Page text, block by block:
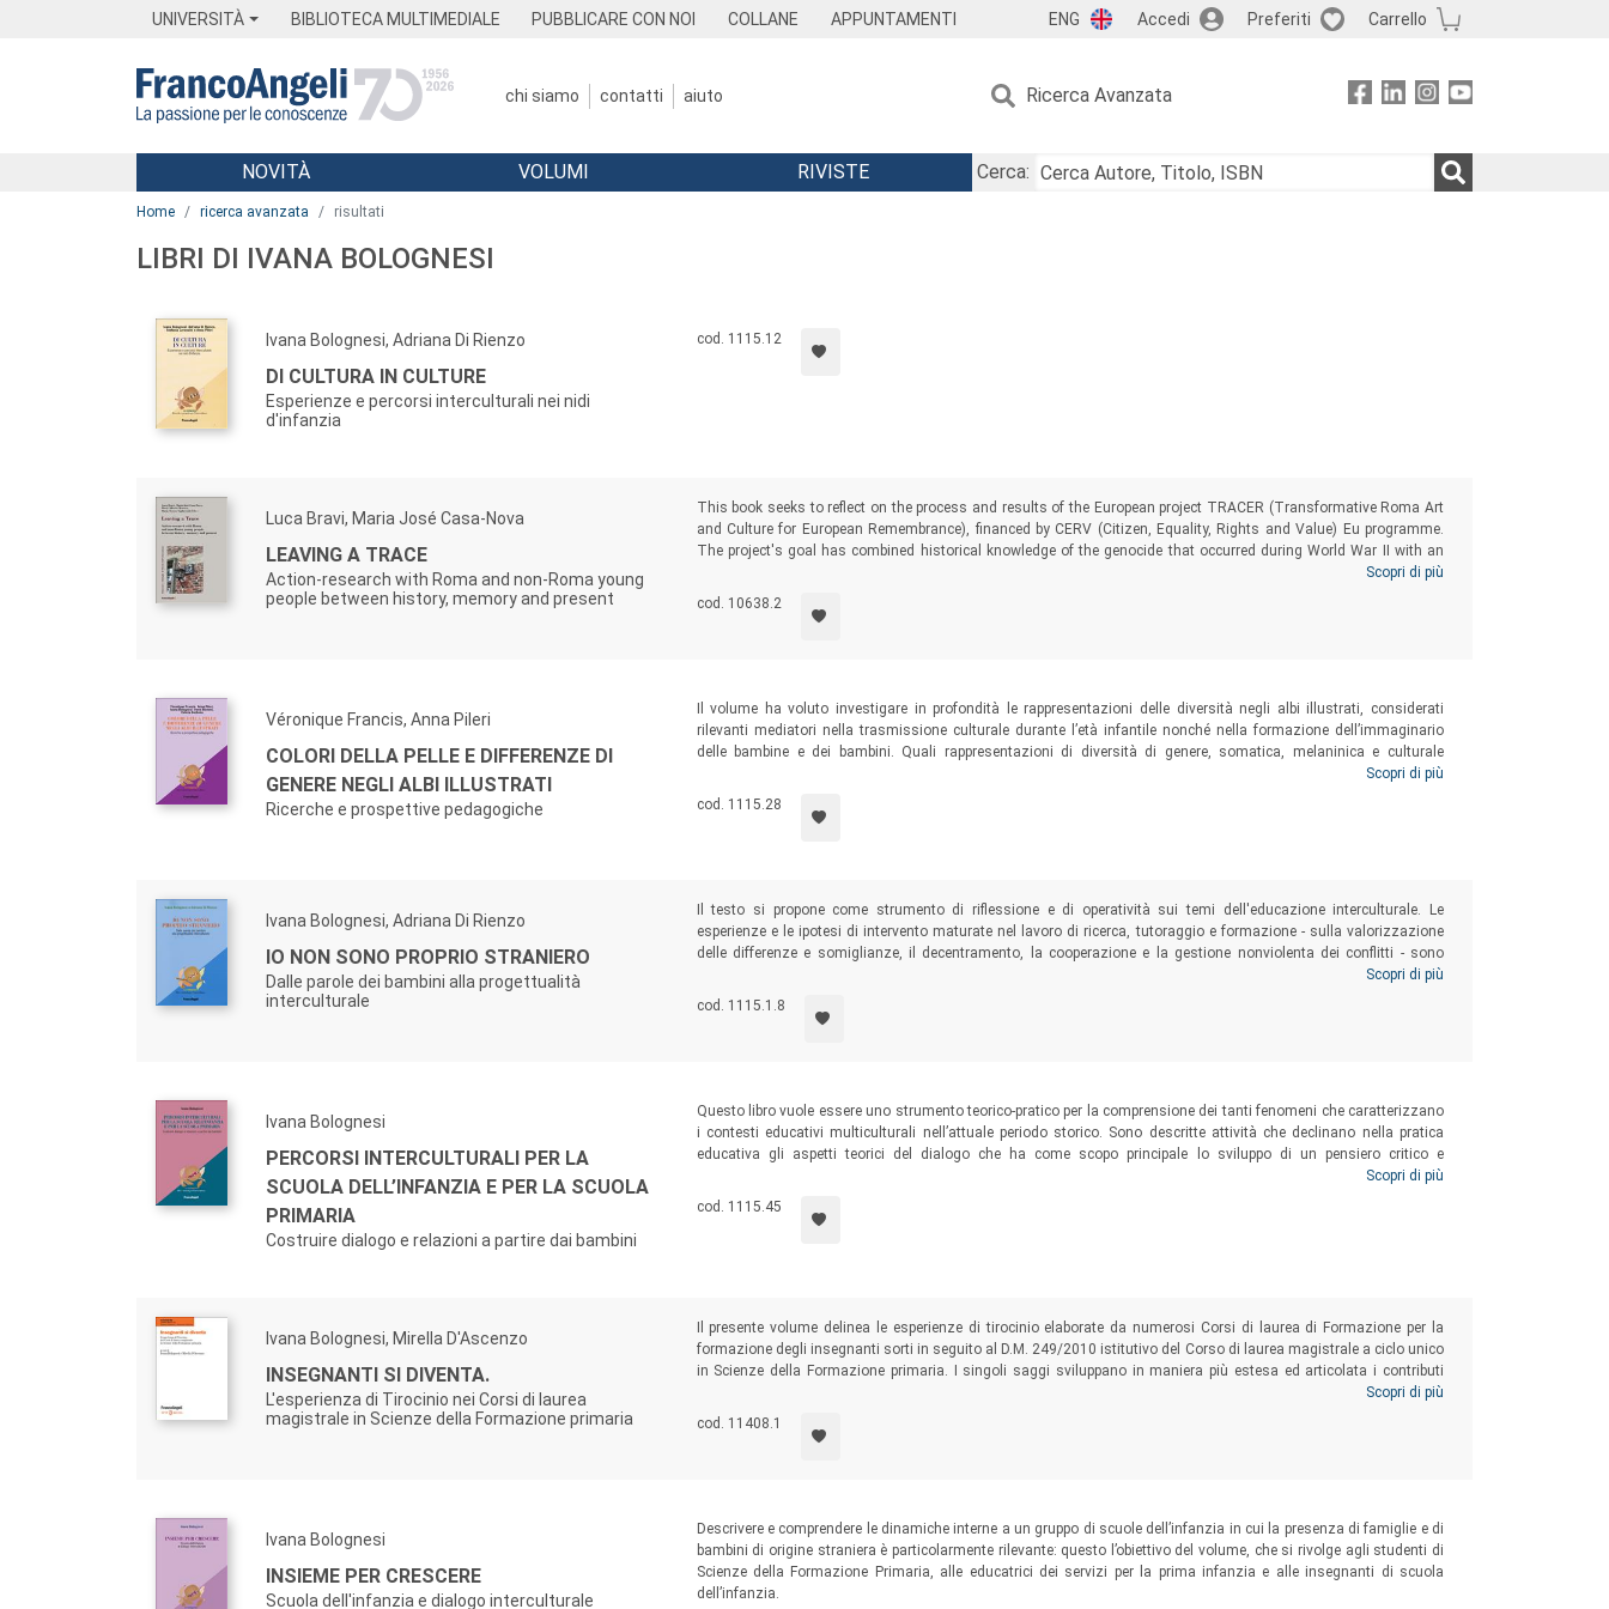
UNIVERSITÀ BIBLIOTECA MULTIMEDIALE PUBBLICARE CON NOI COLLANE APPUNTAMENTI ENG Accedi Preferiti Carrello
chi siamo contatti aiuto Ricerca Avanzata
Menu
NOVITÀ VOLUMI RIVISTE
Cerca:
Home ricerca avanzata risultati
LIBRI DI IVANA BOLOGNESI
Ivana Bolognesi, Adriana Di Rienzo
DI CULTURA IN CULTURE
Esperienze e percorsi interculturali nei nidi
d'infanzia
cod. 1115.12
Luca Bravi, Maria José Casa-Nova
LEAVING A TRACE
Action-research with Roma and non-Roma young
people between history, memory and present
This book seeks to reflect on the process and results of the European project TRACER (Transformative Roma Art
and Culture for European Remembrance), financed by CERV (Citizen, Equality, Rights and Value) Eu programme.
The project's goal has combined historical knowledge of the genocide that occurred during World War II with an
analysis of the construction of prejudice and the role that racism has had on the collective consciousness of a
modern society.
Scopri di più
cod. 10638.2
Véronique Francis, Anna Pileri
COLORI DELLA PELLE E DIFFERENZE DI
GENERE NEGLI ALBI ILLUSTRATI
Ricerche e prospettive pedagogiche
Il volume ha voluto investigare in profondità le rappresentazioni delle diversità negli albi illustrati, considerati
rilevanti mediatori nella trasmissione culturale durante l’età infantile nonché nella formazione dell’immaginario
delle bambine e dei bambini. Quali rappresentazioni di diversità di genere, somatica, melaninica e culturale
veicolano gli albi illustrati? E quali pratiche possono essere messe in atto in ambito educativo per stimolare una
lettura critica di immagini stereotipate e discriminanti?
Scopri di più
cod. 1115.28
Ivana Bolognesi, Adriana Di Rienzo
IO NON SONO PROPRIO STRANIERO
Dalle parole dei bambini alla progettualità
interculturale
Il testo si propone come strumento di riflessione e di operatività sui temi dell'educazione interculturale. Le
esperienze e le ipotesi di intervento maturate nel lavoro di ricerca, tutoraggio e formazione - sulla valorizzazione
delle differenze e somiglianze, il decentramento, la cooperazione e la gestione nonviolenta dei conflitti - sono
diventate un’occasione per ridefinire i principi e rivisitare le pratiche didattiche orientandole in direzione
interculturale. I percorsi illustrati testimoniano come le culture familiari, scolastiche e dell’infanzia possano
conoscersi e confrontarsi all’interno di una quotidianità in cui bambine e bambini di origini differenti si avvicinano e
Scopri di più
cod. 1115.1.8
Ivana Bolognesi
PERCORSI INTERCULTURALI PER LA
SCUOLA DELL’INFANZIA E PER LA SCUOLA
PRIMARIA
Costruire dialogo e relazioni a partire dai bambini
Questo libro vuole essere uno strumento teorico-pratico per la comprensione dei tanti fenomeni che caratterizzano
i contesti educativi multiculturali nell’attuale periodo storico. Sono descritte attività che declinano nella pratica
educativa gli aspetti teorici del dialogo che ha come scopo principale lo sviluppo di un pensiero critico e
consapevole in ogni bambino e la creazione di un confronto tra la pluralità dei punti di vista presenti nel gruppo-
classe/sezione. Un volume pensato per insegnanti di scuola dell’infanzia e di scuola primaria e studenti di Scienze
della Formazione primaria.
Scopri di più
cod. 1115.45
Ivana Bolognesi, Mirella D'Ascenzo
INSEGNANTI SI DIVENTA.
L'esperienza di Tirocinio nei Corsi di laurea
magistrale in Scienze della Formazione primaria
Il presente volume delinea le esperienze di tirocinio elaborate da numerosi Corsi di laurea di Formazione per la
formazione degli insegnanti sorti in seguito al D.M. 249/2010 istitutivo del Corso di laurea magistrale a ciclo unico
in Scienze della Formazione primaria. I singoli saggi sviluppano in maniera più estesa ed articolata i contributi
esposti nel Convegno internazionale ‘Insegnanti si diventa’ organizzato dal Dipartimento di Scienze
dell’Educazione “G. M. Bertin” di Bologna l’1-2 ottobre 2015.
Scopri di più
cod. 11408.1
Ivana Bolognesi
INSIEME PER CRESCERE
Scuola dell'infanzia e dialogo interculturale
Descrivere e comprendere le dinamiche interne a un gruppo di scuole dell’infanzia in cui la presenza di famiglie e di
bambini di origine straniera è particolarmente rilevante: questo l’obiettivo del volume, che si rivolge agli studenti di
Scienze della Formazione Primaria, alle educatrici dei servizi per la prima infanzia e alle insegnanti di scuola
dell’infanzia.